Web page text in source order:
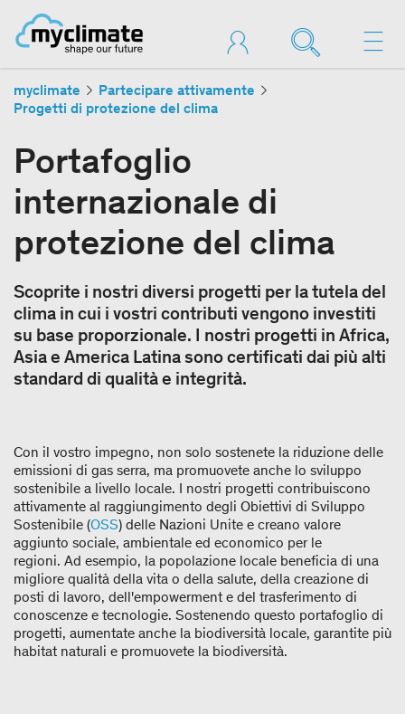
myclimate
Partecipare attivamente
Progetti di protezione del clima
Portafoglio
internazionale di
protezione del clima
Scoprite i nostri diversi progetti per la tutela del
clima in cui i vostri contributi vengono investiti
su base proporzionale. I nostri progetti in Africa,
Asia e America Latina sono certificati dai più alti
standard di qualità e integrità.
Con il vostro impegno, non solo sostenete la riduzione delle
emissioni di gas serra, ma promuovete anche lo sviluppo
sostenibile a livello locale. I nostri progetti contribuiscono
attivamente al raggiungimento degli Obiettivi di Sviluppo
Sostenibile (OSS) delle Nazioni Unite e creano valore
aggiunto sociale, ambientale ed economico per le
regioni. Ad esempio, la popolazione locale beneficia di una
migliore qualità della vita o della salute, della creazione di
posti di lavoro, dell'empowerment e del trasferimento di
conoscenze e tecnologie. Sostenendo questo portafoglio di
progetti, aumentate anche la biodiversità locale, garantite più
habitat naturali e promuovete la biodiversità.